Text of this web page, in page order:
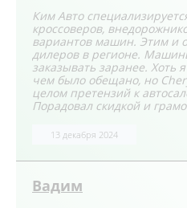
Ким Авто
кроссоверов,
вариантов машин. Этим и
дилеров в регионе.
заказывать заранее. Хоть
чем было обещано, но
целом претензий к
Порадовал скидкой и
13 декабря 2024
Вадим